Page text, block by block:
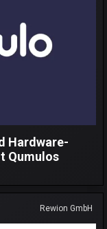
Hardware-
Qumulos
Rewion GmbH